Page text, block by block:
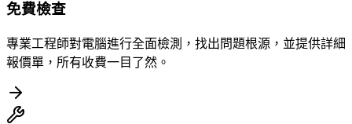
免費檢查
專業工程師對電腦進行全面檢測，找出問題根源，並提供詳細
報價單，所有收費一目了然。